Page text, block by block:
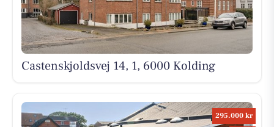
Castenskjoldsvej 14, 1, 6000 Kolding
295.000 kr